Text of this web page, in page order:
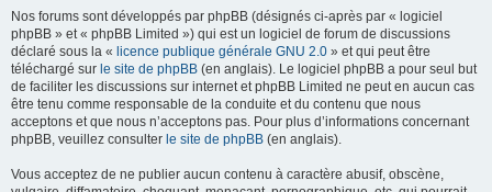
Nos forums sont développés par phpBB (désignés ci-après par « logiciel
phpBB » et « phpBB Limited ») qui est un logiciel de forum de discussions
déclaré sous la « licence publique générale GNU 2.0 » et qui peut être
téléchargé sur le site de phpBB (en anglais). Le logiciel phpBB a pour seul but
de faciliter les discussions sur internet et phpBB Limited ne peut en aucun cas
être tenu comme responsable de la conduite et du contenu que nous
acceptons et que nous n’acceptons pas. Pour plus d’informations concernant
phpBB, veuillez consulter le site de phpBB (en anglais).
Vous acceptez de ne publier aucun contenu à caractère abusif, obscène,